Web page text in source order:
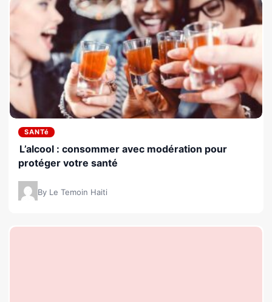
SANTé
L’alcool : consommer avec modération pour
protéger votre santé
By Le Temoin Haiti